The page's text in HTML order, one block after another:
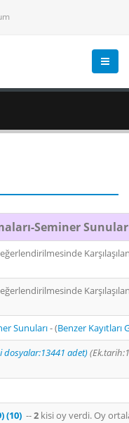
Seminer
Sunuları- (Benzer Kayıtları
dosyalar:13441 adet)
(10) --2 kisi oy verdi. Oy